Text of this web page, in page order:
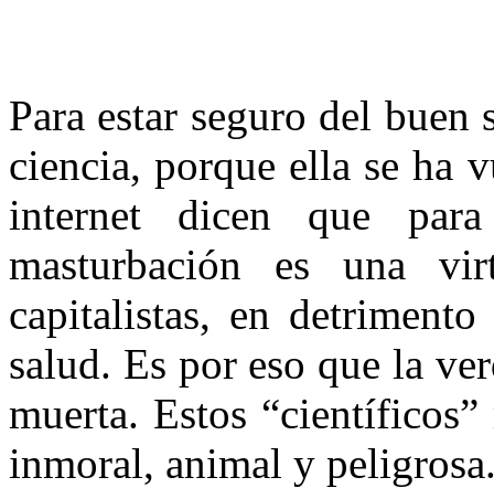
Para estar seguro del
ciencia, porque ella se ha
internet dicen que
masturbación es una
capitalistas, en
salud. Es por eso que la
muerta. Estos
inmoral, animal y